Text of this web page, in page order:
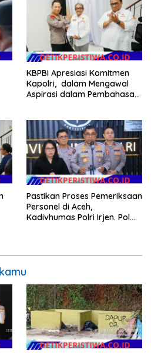
KBPBI Apresiasi Komitmen
Kapolri, dalam Mengawal
Aspirasi dalam Pembahasan
Pastikan Proses Pemeriksaan
Personel di Aceh,
Kadivhumas Polri Irjen. Pol.